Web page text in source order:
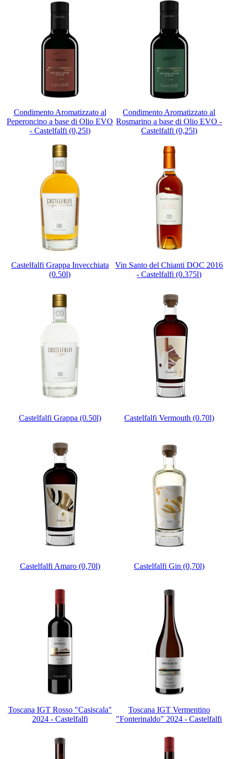
Condimento Aromatizzato al
Peperoncino a base di Olio EVO
- Castelfalfi (0,25l)
Condimento Aromatizzato al
Rosmarino a base di Olio EVO -
Castelfalfi (0,25l)
Castelfalfi Grappa Invecchiata
(0.50l)
Vin Santo del Chianti DOC 2016
- Castelfalfi (0.375l)
Castelfalfi Grappa (0.50l) Castelfalfi Vermouth (0.70l)
Castelfalfi Amaro (0,70l) Castelfalfi Gin (0,70l)
Toscana IGT Rosso "Casiscala"
2024 - Castelfalfi
Toscana IGT Vermentino
"Fonterinaldo" 2024 - Castelfalfi